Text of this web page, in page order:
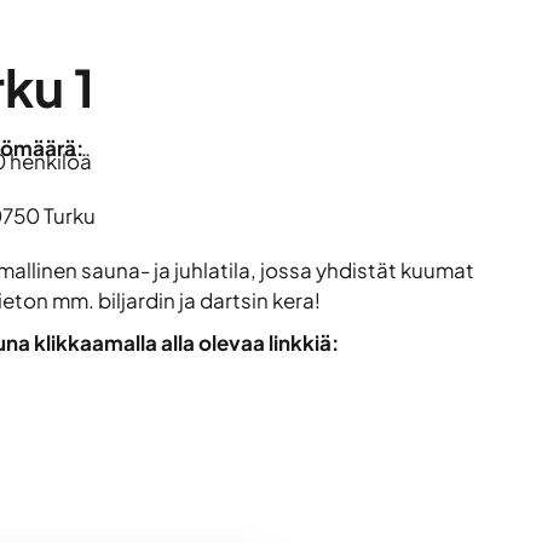
1
henkilöä
Turku
sauna- ja juhlatila, jossa yhdistät kuumat
mm. biljardin ja dartsin kera!
klikkaamalla alla olevaa linkkiä: